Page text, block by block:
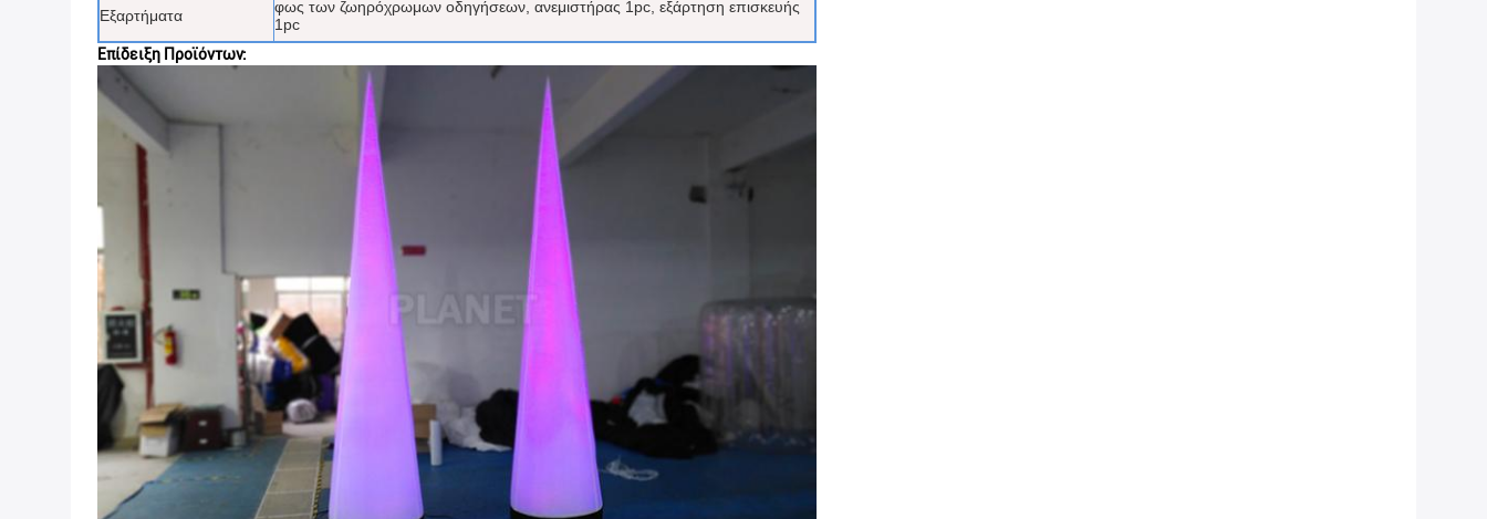
Εξαρτήματα
φως των ζωηρόχρωμων οδηγήσεων, ανεμιστήρας 1pc, εξάρτηση επισκευής
1pc
Επίδειξη Προϊόντων: